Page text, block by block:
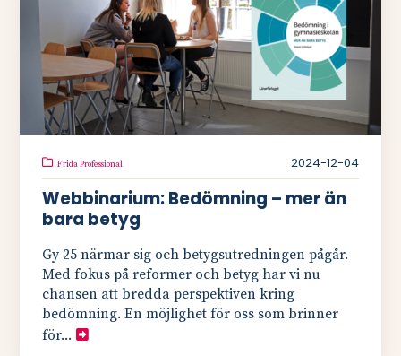
Frida Professional 2024-12-04
Webbinarium: Bedömning – mer än
bara betyg
Gy 25 närmar sig och betygsutredningen pågår.
Med fokus på reformer och betyg har vi nu
chansen att bredda perspektiven kring
bedömning. En möjlighet för oss som brinner
för...